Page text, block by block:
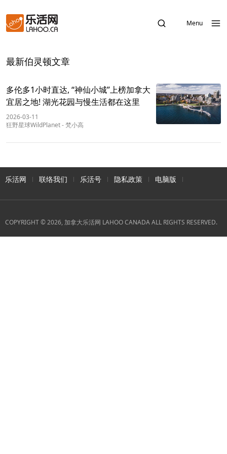
Menu
最新伯灵顿文章
多伦多1小时直达, “神仙小城”上榜加拿大
宜居之地! 湖光花园与慢生活都在这里
2026-03-11
狂野星球WildPlanet-梵小高
乐活网 联络我们 乐活号 隐私政策 电脑版
COPYRIGHT © 2026, 加拿大乐活网 LAHOO CANADA ALL RIGHTS RESERVED.